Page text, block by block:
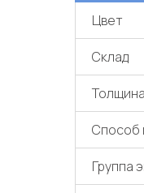
Цвет
Склад
Способ
Группа